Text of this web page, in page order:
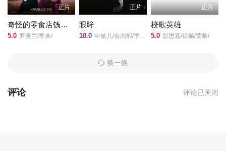
条新的可持续发展之路。于是林依然携手宣楌在宣纸文创的大道上
拼搏奋斗，终于迎来了成功。
正片
奇怪的零食店钱天堂
5.0 罗美兰/李来/
正片
眼眸
10.0 申敏儿/金南熙/李承勇/金英雅/
正片
校歌英雄
5.0 彭思嘉/徐畅/黄黎/
换一换
评论 评论已关闭